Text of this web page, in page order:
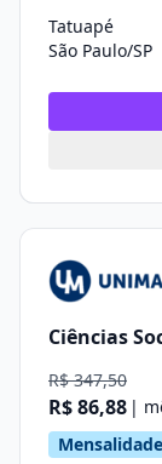
Tatuapé
São Paulo/SP
Ciências
R$ 347,50
R$ 86,88 |